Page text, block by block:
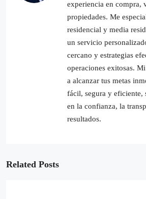
experiencia en compra,
propiedades. Me
residencial y media
un servicio
cercano y estrategias
operaciones exitosas.
a alcanzar tus metas
fácil, segura y eficiente,
en la confianza, la
resultados.
Related Posts